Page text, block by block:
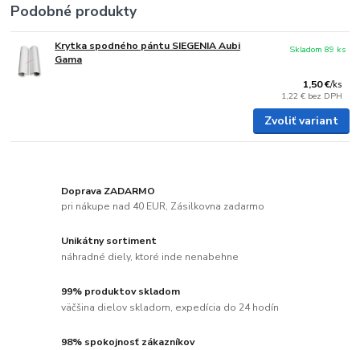
Podobné produkty
Krytka spodného pántu SIEGENIA Aubi
Gama
1,50 €/ks
1,22 € bez DPH
Skladom 89 ks
Zvoliť variant
Doprava ZADARMO
pri nákupe nad 40 EUR, Zásilkovna zadarmo
Unikátny sortiment
náhradné diely, ktoré inde nenabehne
99% produktov skladom
väčšina dielov skladom, expedícia do 24 hodín
98% spokojnosť zákazníkov